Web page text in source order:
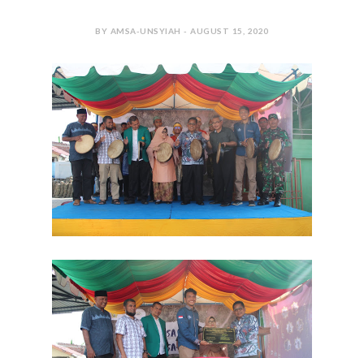
BY AMSA-UNSYIAH - AUGUST 15, 2020